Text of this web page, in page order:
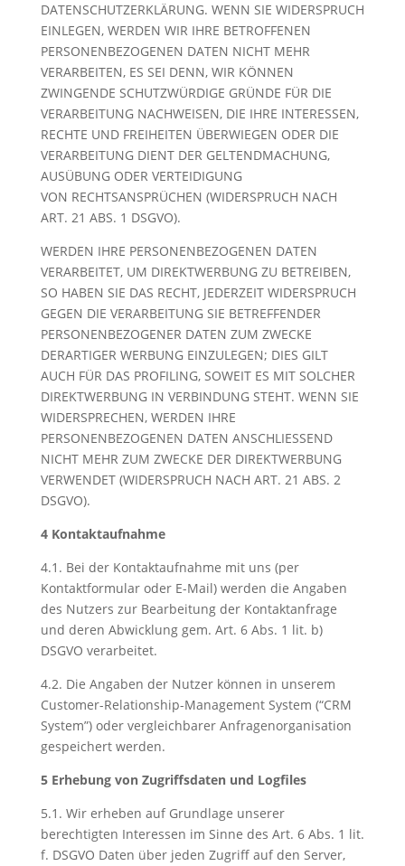
DATENSCHUTZERKLÄRUNG. WENN SIE WIDERSPRUCH
EINLEGEN, WERDEN WIR IHRE BETROFFENEN
PERSONENBEZOGENEN DATEN NICHT MEHR
VERARBEITEN, ES SEI DENN, WIR KÖNNEN
ZWINGENDE SCHUTZWÜRDIGE GRÜNDE FÜR DIE
VERARBEITUNG NACHWEISEN, DIE IHRE INTERESSEN,
RECHTE UND FREIHEITEN ÜBERWIEGEN ODER DIE
VERARBEITUNG DIENT DER GELTENDMACHUNG,
AUSÜBUNG ODER VERTEIDIGUNG
VON RECHTSANSPRÜCHEN (WIDERSPRUCH NACH
ART. 21 ABS. 1 DSGVO).
WERDEN IHRE PERSONENBEZOGENEN DATEN
VERARBEITET, UM DIREKTWERBUNG ZU BETREIBEN,
SO HABEN SIE DAS RECHT, JEDERZEIT WIDERSPRUCH
GEGEN DIE VERARBEITUNG SIE BETREFFENDER
PERSONENBEZOGENER DATEN ZUM ZWECKE
DERARTIGER WERBUNG EINZULEGEN; DIES GILT
AUCH FÜR DAS PROFILING, SOWEIT ES MIT SOLCHER
DIREKTWERBUNG IN VERBINDUNG STEHT. WENN SIE
WIDERSPRECHEN, WERDEN IHRE
PERSONENBEZOGENEN DATEN ANSCHLIESSEND
NICHT MEHR ZUM ZWECKE DER DIREKTWERBUNG
VERWENDET (WIDERSPRUCH NACH ART. 21 ABS. 2
DSGVO).
4 Kontaktaufnahme
4.1. Bei der Kontaktaufnahme mit uns (per
Kontaktformular oder E-Mail) werden die Angaben
des Nutzers zur Bearbeitung der Kontaktanfrage
und deren Abwicklung gem. Art. 6 Abs. 1 lit. b)
DSGVO verarbeitet.
4.2. Die Angaben der Nutzer können in unserem
Customer-Relationship-Management System (“CRM
System”) oder vergleichbarer Anfragenorganisation
gespeichert werden.
5 Erhebung von Zugriffsdaten und Logfiles
5.1. Wir erheben auf Grundlage unserer
berechtigten Interessen im Sinne des Art. 6 Abs. 1 lit.
f. DSGVO Daten über jeden Zugriff auf den Server,